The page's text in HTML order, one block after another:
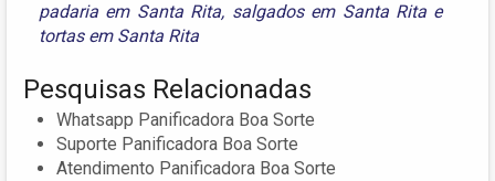
padaria em Santa Rita, salgados em Santa Rita e
tortas em Santa Rita
Pesquisas Relacionadas
Whatsapp Panificadora Boa Sorte
Suporte Panificadora Boa Sorte
Atendimento Panificadora Boa Sorte